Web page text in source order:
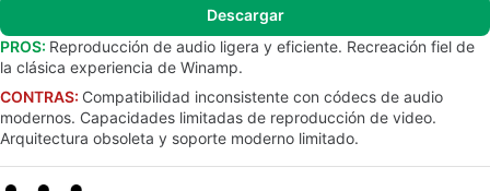
Descargar
PROS: Reproducción de audio ligera y eficiente. Recreación fiel de
la clásica experiencia de Winamp.
CONTRAS: Compatibilidad inconsistente con códecs de audio
modernos. Capacidades limitadas de reproducción de video.
Arquitectura obsoleta y soporte moderno limitado.